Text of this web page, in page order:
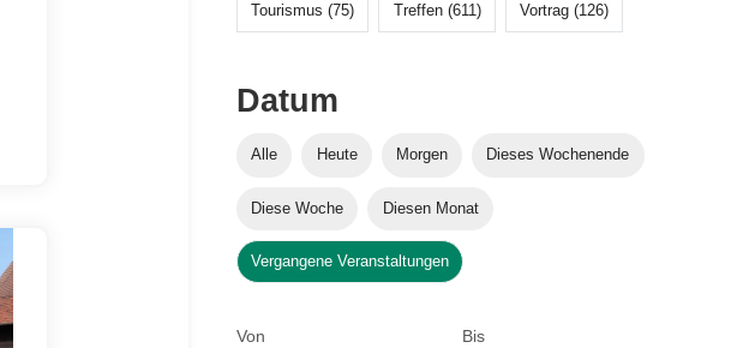
Tourismus (75) Treffen (611) Vortrag (126)
Datum
Alle Heute Morgen Dieses Wochenende
Diese Woche Diesen Monat
Vergangene Veranstaltungen
Von Bis